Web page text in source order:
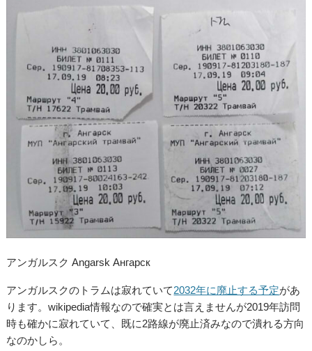
アンガルスク Angarsk Ангарск
アンガルスクのトラムは寂れていて2032年に廃止する予定があ
ります。wikipedia情報なので確実とは言えませんが2019年訪問
時も確かに寂れていて、既に2路線が廃止済みなので潰れる方向
なのかしら。